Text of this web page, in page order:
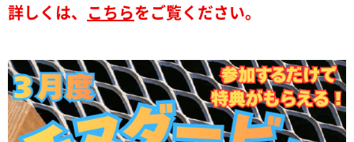
詳しくは、 こちらをご覧ください。